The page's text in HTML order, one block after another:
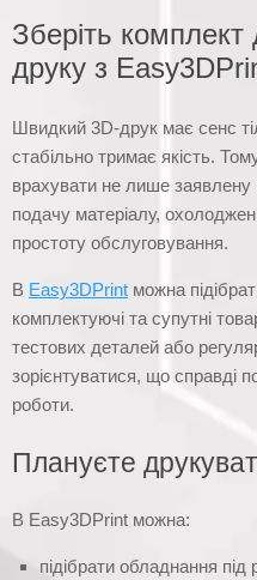
Зберіть
друку з
Швидкий 3D-друк має сенс
стабільно тримає якість.
врахувати не лише заявлену
подачу матеріалу,
простоту обслуговування.
В Easy3DPrint можна
комплектуючі та супутні
тестових деталей або
зорієнтуватися, що справді
роботи.
Плануєте
В Easy3DPrint можна:
підібрати обладнання під